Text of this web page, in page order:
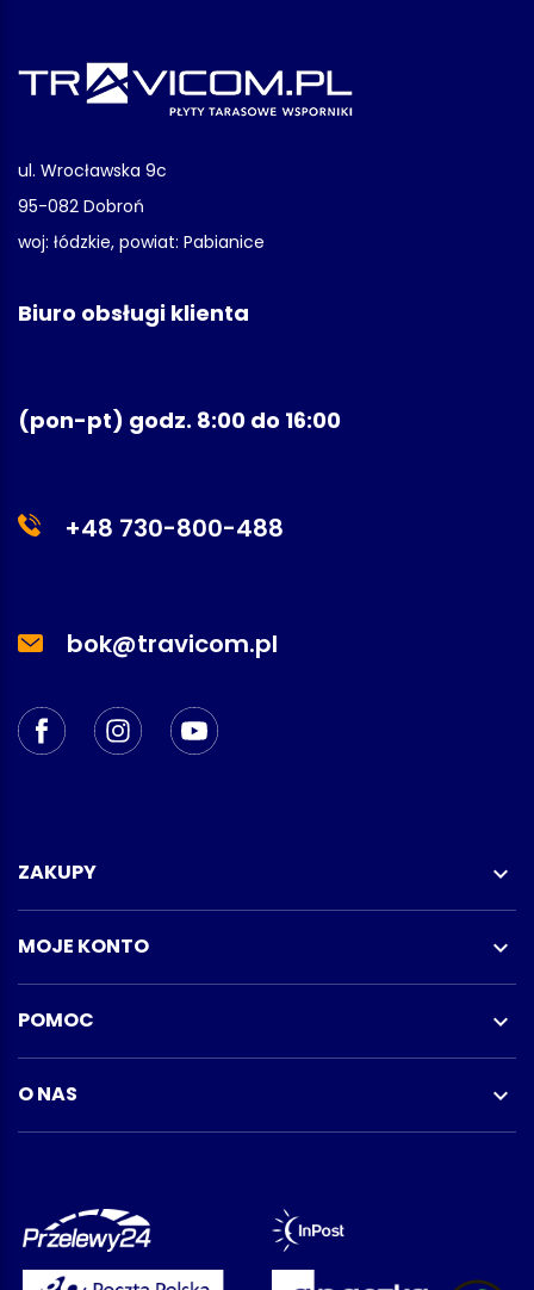
ul. Wrocławska 9c
95-082 Dobroń
woj: łódzkie, powiat: Pabianice
Biuro obsługi klienta
(pon-pt) godz. 8:00 do 16:00
+48 730-800-488
bok@travicom.pl
ZAKUPY 
MOJE KONTO 
POMOC 
O NAS 